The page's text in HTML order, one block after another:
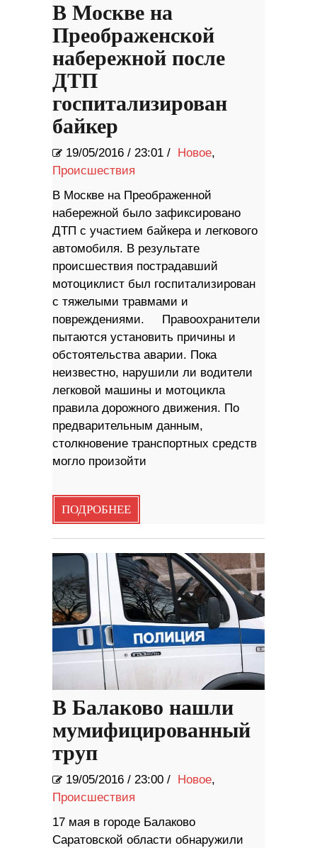
В Москве на
Преображенской
набережной после
ДТП
госпитализирован
байкер
19/05/2016 / 23:01 / Новое,
Происшествия
В Москве на Преображенной
набережной было зафиксировано
ДТП с участием байкера и легкового
автомобиля. В результате
происшествия пострадавший
мотоциклист был госпитализирован
с тяжелыми травмами и
повреждениями. Правоохранители
пытаются установить причины и
обстоятельства аварии. Пока
неизвестно, нарушили ли водители
легковой машины и мотоцикла
правила дорожного движения. По
предварительным данным,
столкновение транспортных средств
могло произойти
ПОДРОБНЕЕ
В Балаково нашли
мумифицированный
труп
19/05/2016 / 23:00 / Новое,
Происшествия
17 мая в городе Балаково
Саратовской области обнаружили